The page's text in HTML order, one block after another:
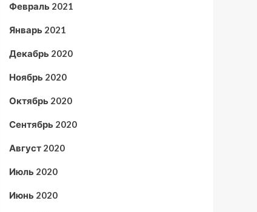
Февраль 2021
Январь 2021
Декабрь 2020
Ноябрь 2020
Октябрь 2020
Сентябрь 2020
Август 2020
Июль 2020
Июнь 2020